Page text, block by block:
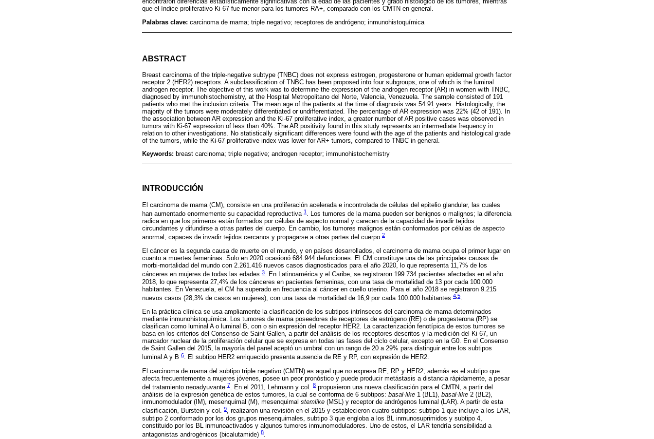
que el índice proliferativo Ki-67 fue menor para los tumores RA+, comparado con los CMTN en general.
Palabras clave: carcinoma de mama; triple negativo; receptores de andrógeno; inmunohistoquímica
ABSTRACT
Breast carcinoma of the triple-negative subtype (TNBC) does not express estrogen, progesterone or human epidermal growth factor
receptor 2 (HER2) receptors. A subclassification of TNBC has been proposed into four subgroups, one of which is the luminal
androgen receptor. The objective of this work was to determine the expression of the androgen receptor (AR) in women with TNBC,
diagnosed by immunohistochemistry, at the Hospital Metropolitano del Norte, Valencia, Venezuela. The sample consisted of 191
patients who met the inclusion criteria. The mean age of the patients at the time of diagnosis was 54.91 years. Histologically, the
majority of the tumors were moderately differentiated or undifferentiated. The percentage of AR expression was 22% (42 of 191). In
the association between AR expression and the Ki-67 proliferative index, a greater number of AR positive cases was observed in
tumors with Ki-67 expression of less than 40%. The AR positivity found in this study represents an intermediate frequency in
relation to other investigations. No statistically significant differences were found with the age of the patients and histological grade
of the tumors, while the Ki-67 proliferative index was lower for AR+ tumors, compared to TNBC in general.
Keywords: breast carcinoma; triple negative; androgen receptor; immunohistochemistry
INTRODUCCIÓN
El carcinoma de mama (CM), consiste en una proliferación acelerada e incontrolada de células del epitelio glandular, las cuales
han aumentado enormemente su capacidad reproductiva 1
. Los tumores de la mama pueden ser benignos o malignos; la diferencia
radica en que los primeros están formados por células de aspecto normal y carecen de la capacidad de invadir tejidos
circundantes y difundirse a otras partes del cuerpo. En cambio, los tumores malignos están conformados por células de aspecto
anormal, capaces de invadir tejidos cercanos y propagarse a otras partes del cuerpo 2.
El cáncer es la segunda causa de muerte en el mundo, y en países desarrollados, el carcinoma de mama ocupa el primer lugar en
cuanto a muertes femeninas. Solo en 2020 ocasionó 684.944 defunciones. El CM constituye una de las principales causas de
morbi-mortalidad del mundo con 2.261.416 nuevos casos diagnosticados para el año 2020, lo que representa 11,7% de los
cánceres en mujeres de todas las edades 3. En Latinoamérica y el Caribe, se registraron 199.734 pacientes afectadas en el año
2018, lo que representa 27,4% de los cánceres en pacientes femeninas, con una tasa de mortalidad de 13 por cada 100.000
habitantes. En Venezuela, el CM ha superado en frecuencia al cáncer en cuello uterino. Para el año 2018 se registraron 9.215
nuevos casos (28,3% de casos en mujeres), con una tasa de mortalidad de 16,9 por cada 100.000 habitantes 4 5.
En la práctica clínica se usa ampliamente la clasificación de los subtipos intrínsecos del carcinoma de mama determinados
mediante inmunohistoquímica. Los tumores de mama poseedores de receptores de estrógeno (RE) o de progesterona (RP) se
clasifican como luminal A o luminal B, con o sin expresión del receptor HER2. La caracterización fenotípica de estos tumores se
basa en los criterios del Consenso de Saint Gallen, a partir del análisis de los receptores descritos y la medición del Ki-67, un
marcador nuclear de la proliferación celular que se expresa en todas las fases del ciclo celular, excepto en la G0. En el Consenso
de Saint Gallen del 2015, la mayoría del panel aceptó un umbral con un rango de 20 a 29% para distinguir entre los subtipos
luminal A y B 6. El subtipo HER2 enriquecido presenta ausencia de RE y RP, con expresión de HER2.
El carcinoma de mama del subtipo triple negativo (CMTN) es aquel que no expresa RE, RP y HER2, además es el subtipo que
afecta frecuentemente a mujeres jóvenes, posee un peor pronóstico y puede producir metástasis a distancia rápidamente, a pesar
del tratamiento neoadyuvante 7. En el 2011, Lehmann y col. 8 propusieron una nueva clasificación para el CMTN, a partir del
análisis de la expresión genética de estos tumores, la cual se conforma de 6 subtipos: basal-like 1 (BL1), basal-like 2 (BL2),
inmunomodulador (IM), mesenquimal (M), mesenquimal stemlike (MSL) y receptor de andrógenos luminal (LAR). A partir de esta
clasificación, Burstein y col. 9, realizaron una revisión en el 2015 y establecieron cuatro subtipos: subtipo 1 que incluye a los LAR,
subtipo 2 conformado por los dos grupos mesenquimales, subtipo 3 que engloba a los BL inmunosuprimidos y subtipo 4,
constituido por los BL inmunoactivados y algunos tumores inmunomoduladores. Uno de estos, el LAR tendría sensibilidad a
antagonistas androgénicos (bicalutamide) 8.